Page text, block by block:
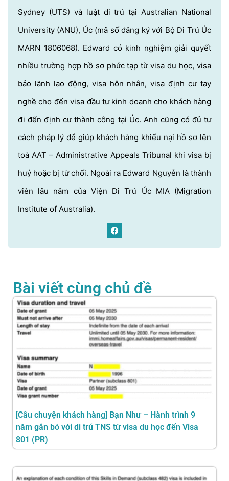
Sydney (UTS) và luật di trú tại Australian National
University (ANU), Úc (mã số đăng ký với Bộ Di Trú Úc
MARN 1806068). Edward có kinh nghiệm giải quyết
nhiều trường hợp hồ sơ phức tạp từ visa du học, visa
bảo lãnh lao động, visa hôn nhân, visa định cư tay
nghề cho đến visa đầu tư kinh doanh cho khách hàng
đi đến định cư thành công tại Úc. Anh cũng có đủ tư
cách pháp lý để giúp khách hàng khiếu nại hồ sơ lên
toà AAT – Administrative Appeals Tribunal khi visa bị
huỷ hoặc bị từ chối. Ngoài ra Edward Nguyễn là thành
viên lâu năm của Viện Di Trú Úc MIA (Migration
Institute of Australia).
Bài viết cùng chủ đề
[Câu chuyện khách hàng] Bạn Như – Hành trình 9
năm gắn bó với di trú TNS từ visa du học đến Visa
801 (PR)